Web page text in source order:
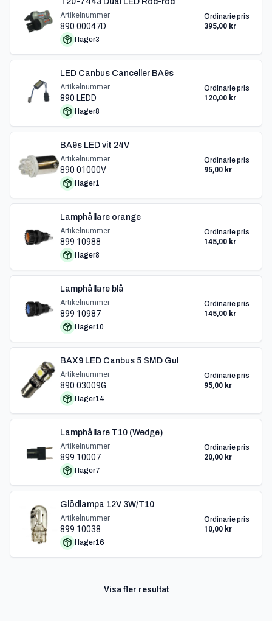
Artikelnummer
890 00047D
I lager3
Ordinarie pris
395,00 kr
LED Canbus Canceller BA9s
Artikelnummer
890 LEDD
I lager8
Ordinarie pris
120,00 kr
BA9s LED vit 24V
Artikelnummer
890 01000V
I lager1
Ordinarie pris
95,00 kr
Lamphållare orange
Artikelnummer
899 10988
I lager8
Ordinarie pris
145,00 kr
Lamphållare blå
Artikelnummer
899 10987
I lager10
Ordinarie pris
145,00 kr
BAX9 LED Canbus 5 SMD Gul
Artikelnummer
890 03009G
I lager14
Ordinarie pris
95,00 kr
Lamphållare T10 (Wedge)
Artikelnummer
899 10007
I lager7
Ordinarie pris
20,00 kr
Glödlampa 12V 3W/T10
Artikelnummer
899 10038
I lager16
Ordinarie pris
10,00 kr
Visa fler resultat